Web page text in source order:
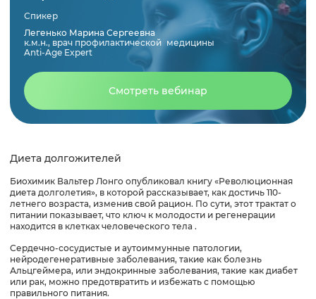
Спикер
Легенько Марина Сергеевна
к.м.н., врач профилактической медицины
Anti-Age Expert
Смотреть вебинар
Диета долгожителей
Биохимик Вальтер Лонго опубликовал книгу «Революционная
диета долголетия», в которой рассказывает, как достичь 110-
летнего возраста, изменив свой рацион. По сути, этот трактат о
питании показывает, что ключ к молодости и регенерации
находится в клетках человеческого тела .
Сердечно-сосудистые и аутоиммунные патологии,
нейродегенеративные заболевания, такие как болезнь
Альцгеймера, или эндокринные заболевания, такие как диабет
или рак, можно предотвратить и избежать с помощью
правильного питания.